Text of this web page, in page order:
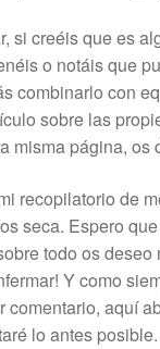
si creéis que es
o notáis que
combinarlo con
sobre las
misma página, os
recopilatorio de
seca. Espero
todo os
Y como
comentario, aquí
lo antes posible.